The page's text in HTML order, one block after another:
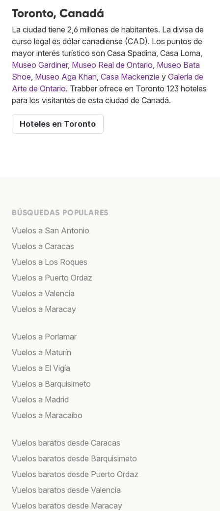
Toronto, Canadá
La ciudad tiene 2,6 millones de habitantes. La divisa de
curso legal es dólar canadiense (CAD). Los puntos de
mayor interés turístico son Casa Spadina, Casa Loma,
Museo Gardiner, Museo Real de Ontario Museo Bata
Shoe Museo Aga Khan Casa Mackenzie y Galería de
Arte de Ontario. Trabber ofrece en Toronto 123 hoteles
para los visitantes de esta ciudad de Canadá.
Hoteles en Toronto
BÚSQUEDAS POPULARES
Vuelos a San Antonio
Vuelos a Caracas
Vuelos a Los Roques
Vuelos a Puerto Ordaz
Vuelos a Valencia
Vuelos a Maracay
Vuelos a Porlamar
Vuelos a Maturín
Vuelos a El Vigía
Vuelos a Barquisimeto
Vuelos a Madrid
Vuelos a Maracaibo
Vuelos baratos desde Caracas
Vuelos baratos desde Barquisimeto
Vuelos baratos desde Puerto Ordaz
Vuelos baratos desde Valencia
Vuelos baratos desde Maracay